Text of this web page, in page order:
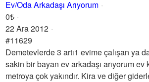
Ev/Oda Arkadaşı Arıyorum
0₺
22 Ara 2012
#11629
Demetevlerde 3 artı1 evime çalışan ya
sakin bir bayan ev arkadaşı arıyorum ev
metroya çok yakındır. Kira ve diğer